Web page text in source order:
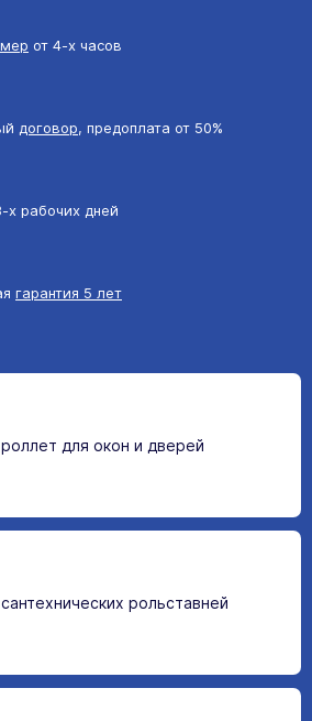
от 4-х часов
договор, предоплата от 50%
х рабочих дней
гарантия 5 лет
для окон и дверей
рольставней